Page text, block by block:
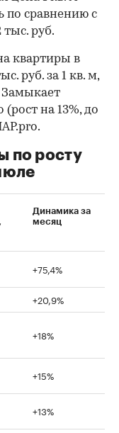
по сравнению с
тыс. руб.
квартиры в
руб. за 1 кв. м,
Замыкает
на 13%, до
по росту
Динамика за
месяц
+75,4%
+20,9%
+18%
+15%
+13%